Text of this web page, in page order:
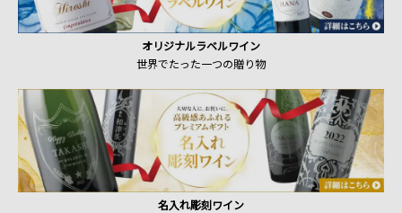
オリジナルラベルワイン
世界でたった一つの贈り物
名入れ彫刻ワイン